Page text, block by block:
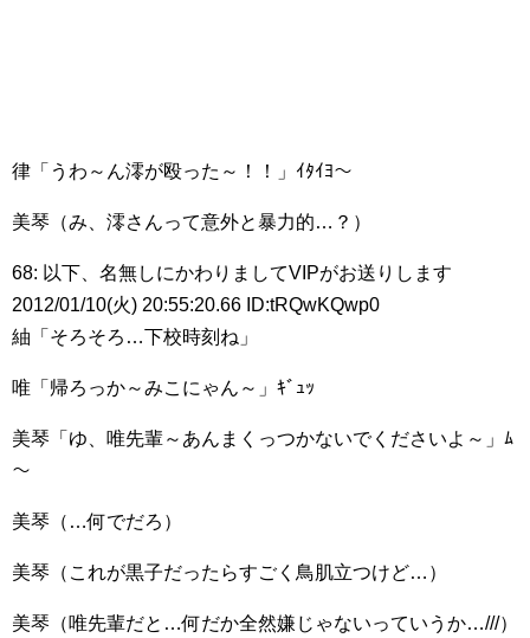
律「うわ～ん澪が殴った～！！」ｲﾀｲﾖ～
美琴（み、澪さんって意外と暴力的…？）
68: 以下、名無しにかわりましてVIPがお送りします
2012/01/10(火) 20:55:20.66 ID:tRQwKQwp0
紬「そろそろ…下校時刻ね」
唯「帰ろっか～みこにゃん～」ｷﾞｭｯ
美琴「ゆ、唯先輩～あんまくっつかないでくださいよ～」ﾑ
～
美琴（…何でだろ）
美琴（これが黒子だったらすごく鳥肌立つけど…）
美琴（唯先輩だと…何だか全然嫌じゃないっていうか…///）